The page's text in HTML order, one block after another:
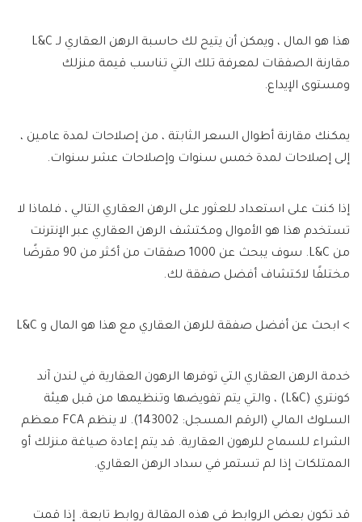
هذا هو المال ، ويمكن أن يتيح لك حاسبة الرهن العقاري لـ L&C
مقارنة الصفقات لمعرفة تلك التي تناسب قيمة منزلك
ومستوى الإيداع.
يمكنك مقارنة أطوال السعر الثابتة ، من إصلاحات لمدة عامين ،
إلى إصلاحات لمدة خمس سنوات وإصلاحات عشر سنوات.
إذا كنت على استعداد للعثور على الرهن العقاري التالي ، فلماذا لا
تستخدم هذا هو الأموال ومكتشف الرهن العقاري عبر الإنترنت
من L&C. سوف يبحث عن 1000 صفقات من أكثر من 90 مقرضًا
مختلفًا لاكتشاف أفضل صفقة لك.
> ابحث عن أفضل صفقة للرهن العقاري مع هذا هو المال و L&C
خدمة الرهن العقاري التي توفرها الرهون العقارية في لندن آند
كونتري (L&C) ، والتي يتم تفويضها وتنظيمها من قبل هيئة
السلوك المالي (الرقم المسجل: 143002). لا ينظم FCA معظم
الشراء للسماح للرهون العقارية. قد يتم إعادة صياغة منزلك أو
الممتلكات إذا لم تستمر في سداد الرهن العقاري.
قد تكون بعض الروابط في هذه المقالة روابط تابعة. إذا قمت